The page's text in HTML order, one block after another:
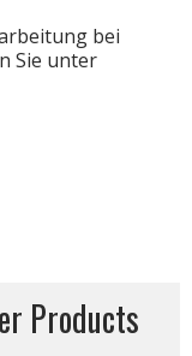
bei
Sie unter
Products